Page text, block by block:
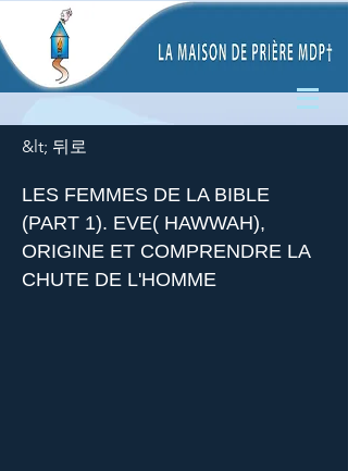
&lt; 뒤로
LES FEMMES DE LA BIBLE
(PART 1). EVE( HAWWAH),
ORIGINE ET COMPRENDRE LA
CHUTE DE L'HOMME